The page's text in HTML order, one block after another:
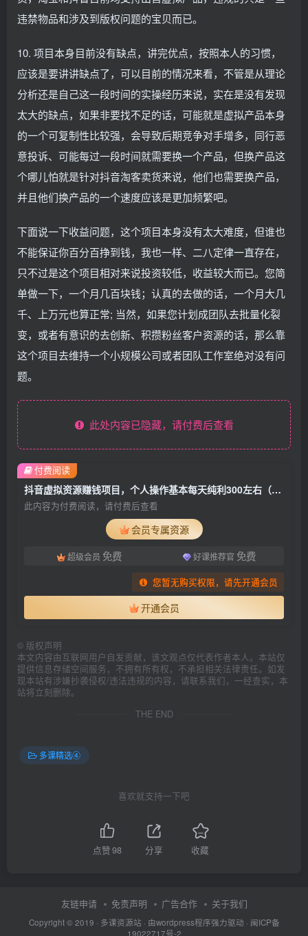
违禁物品和涉及到版权问题的宝贝而已。
10. 项目本身目前没有缺点，讲完优点，按照本人的习惯，
应该是要讲讲缺点了，可以目前的情况来看，不管是从理论
分析还是自己这一段时间的实操经历来说，实在是没有发现
太大的缺点，如果非要找不足的话，可能就是虚拟产品本身
的一个可复制性比较强，会导致后期竞争对手增多，同行恶
意投诉、可能每过一段时间就需要换一个产品，但换产品这
个哪儿怕就是针对抖音淘客卖货来说，他们也需要换产品，
并且他们换产品的一个速度应该是更加频繁吧。
下面说一下收益问题，这个项目本身没有太大难度，但谁也
不能保证你百分百挣到钱，我也一样、二八定律一直存在，
只不过是这个项目相对来说投资较低，收益较大而已。您简
单做一下，一个月几百块钱；认真的去做的话，一个月大几
千、上万元也算正常; 当然，如果您计划成团队去批量化裂
变，或者有意识的去创新、积攒粉丝客户资源的话，那么靠
这个项目去维持一个小规模公司或者团队工作室绝对没有问
题。
此处内容已隐藏，请付费后查看
抖音虚拟资源赚钱项目，个人操作基本每天纯利300左右（可放大）
此内容为付费阅读，请付费后查看
会员专属资源
超级会员 免费 好课推荐官 免费
您暂无购买权限，请先开通会员
开通会员
付费阅读
© 版权声明
本文内容由互联网用户自发贡献，该文观点仅代表作者本人。本站仅
提供信息存储空间服务，不拥有所有权，不承担相关法律责任。如发
现本站有涉嫌抄袭侵权/违法违规的内容，请联系我们，一经查实，本
站将立刻删除。
THE END
多课精选④
喜欢就支持一下吧
点赞98 分享 收藏
友链申请 免责声明 广告合作 关于我们
Copyright © 2019 · 多课资源站 · 由wordpress程序强力驱动 · 闽ICP备
19022717号-2